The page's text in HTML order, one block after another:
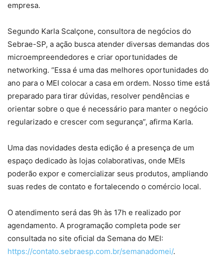
empresa.
Segundo Karla Scalçone, consultora de negócios do
Sebrae-SP, a ação busca atender diversas demandas dos
microempreendedores e criar oportunidades de
networking. “Essa é uma das melhores oportunidades do
ano para o MEI colocar a casa em ordem. Nosso time está
preparado para tirar dúvidas, resolver pendências e
orientar sobre o que é necessário para manter o negócio
regularizado e crescer com segurança”, afirma Karla.
Uma das novidades desta edição é a presença de um
espaço dedicado às lojas colaborativas, onde MEIs
poderão expor e comercializar seus produtos, ampliando
suas redes de contato e fortalecendo o comércio local.
O atendimento será das 9h às 17h e realizado por
agendamento. A programação completa pode ser
consultada no site oficial da Semana do MEI:
https://contato.sebraesp.com.br/semanadomei/.